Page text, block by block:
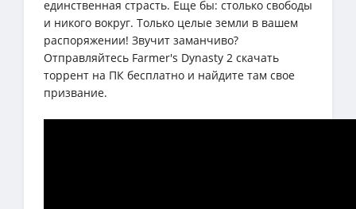
единственная страсть. Еще бы: столько свободы
и никого вокруг. Только целые земли в вашем
распоряжении! Звучит заманчиво?
Отправляйтесь Farmer's Dynasty 2 скачать
торрент на ПК бесплатно и найдите там свое
призвание.